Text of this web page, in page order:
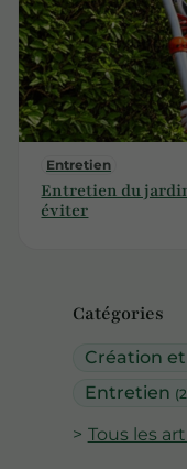
Catégories
Création
Entretien
Tous les
Entretien
Entretien du
éviter